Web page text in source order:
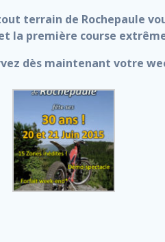
terrain de Rochepaule
la première course
dès maintenant votre